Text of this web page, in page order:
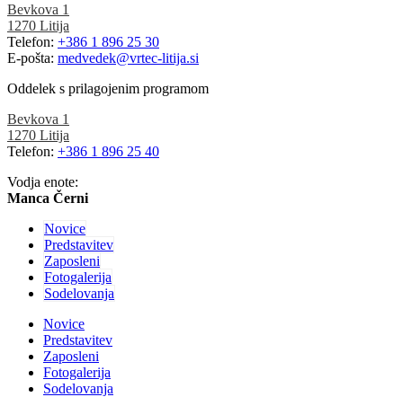
Bevkova 1
1270 Litija
Telefon: +386 1 896 25 30
E-pošta: medvedek@vrtec-litija.si
Oddelek s prilagojenim programom
Bevkova 1
1270 Litija
Telefon: +386 1 896 25 40
Vodja enote:
Manca Černi
Novice
Predstavitev
Zaposleni
Fotogalerija
Sodelovanja
Novice
Predstavitev
Zaposleni
Fotogalerija
Sodelovanja